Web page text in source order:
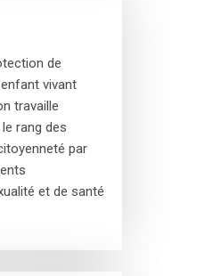
de
vivant
travaille
rang des
par
et de santé